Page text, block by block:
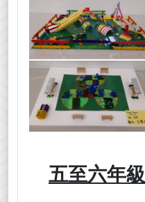
五至六年